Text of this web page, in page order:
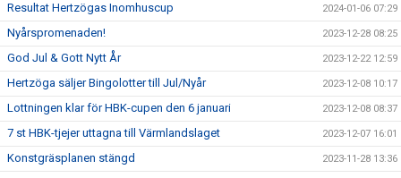
Resultat Hertzögas Inomhuscup 2024-01-06 07:29
Nyårspromenaden! 2023-12-28 08:25
God Jul & Gott Nytt År 2023-12-22 12:59
Hertzöga säljer Bingolotter till Jul/Nyår 2023-12-08 10:17
Lottningen klar för HBK-cupen den 6 januari 2023-12-08 08:37
7 st HBK-tjejer uttagna till Värmlandslaget 2023-12-07 16:01
Konstgräsplanen stängd 2023-11-28 13:36